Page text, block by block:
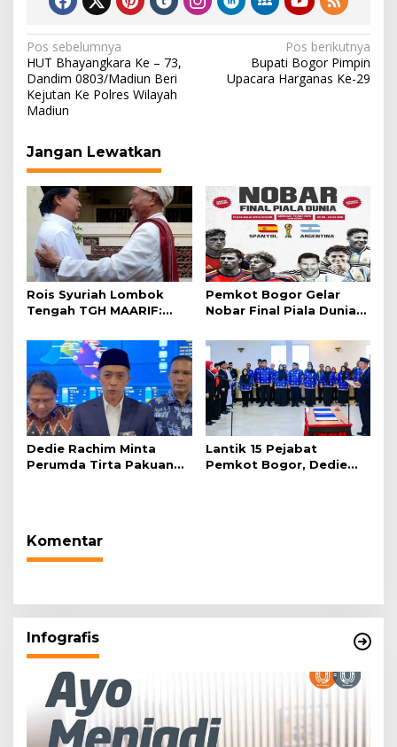
Navigasi
pos
Pos sebelumnya
HUT Bhayangkara Ke – 73,
Dandim 0803/Madiun Beri
Kejutan Ke Polres Wilayah
Madiun
Pos berikutnya
Bupati Bogor Pimpin
Upacara Harganas Ke-29
Jangan Lewatkan
Rois Syuriah Lombok
Tengah TGH MAARIF:
Abad Kedua NU”
Pemkot Bogor Gelar
Nobar Final Piala Dunia
Dedie Rachim Minta
Perumda Tirta Pakuan
Lantik 15 Pejabat
Pemkot Bogor, Dedie
Komentar
Infografis